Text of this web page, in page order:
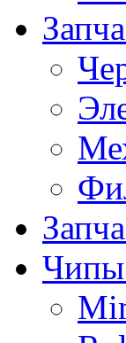
Чипы